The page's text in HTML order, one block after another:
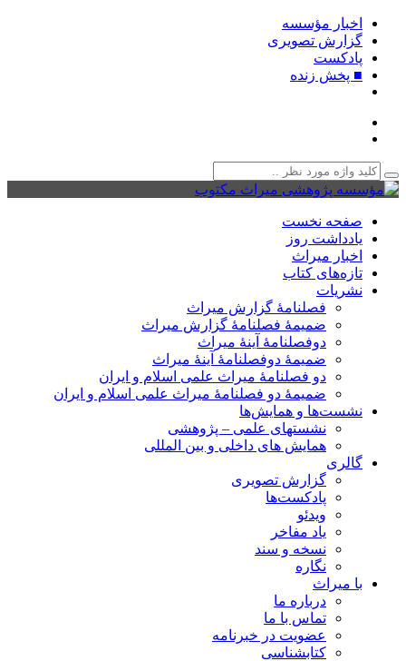
اخبار مؤسسه
گزارش تصویری
پادکست‌
■ پخش زنده
صفحه نخست
یادداشت روز
اخبار میراث
تازه‌های کتاب
نشریات
فصلنامۀ گزارش میراث
ضمیمۀ فصلنامۀ گزارش میراث
دوفصلنامۀ آینۀ میراث
ضمیمۀ دوفصلنامۀ آینۀ میراث
دو فصلنامۀ میراث علمی اسلام و ایران
ضمیمۀ دو فصلنامۀ میراث علمی اسلام و ایران
نشست‌ها و همایش‌ها
نشستهای علمی – پژوهشی
همایش های داخلی و بین المللی
گالری
گزارش تصویری
پادکست‌ها
ویدئو
یاد مفاخر
نسخه و سند
نگاره
با میراث
درباره ما
تماس با ما
عضویت در خبرنامه
کتابشناسی